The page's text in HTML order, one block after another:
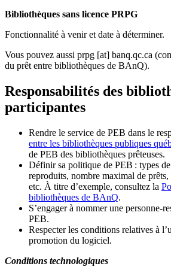
Bibliothèques sans licence PRPG
Fonctionnalité à venir et date à déterminer.
Vous pouvez aussi prpg [at] banq.qc.ca
du prêt entre bibliothèques de BAnQ).
Responsabilités des
participantes
Rendre le service de PEB dans le
entre les bibliothèques publiques
de PEB des bibliothèques prêteuses.
Définir sa politique de PEB : types
reproduits, nombre maximal de prêts,
etc. À titre d’exemple, consultez la
bibliothèques de BAnQ.
S’engager à nommer une personne-
PEB.
Respecter les conditions relatives à l’
promotion du logiciel.
Conditions technologiques